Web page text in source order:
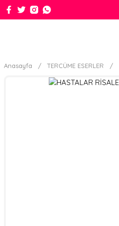
Anasayfa TERCÜME ESERLER